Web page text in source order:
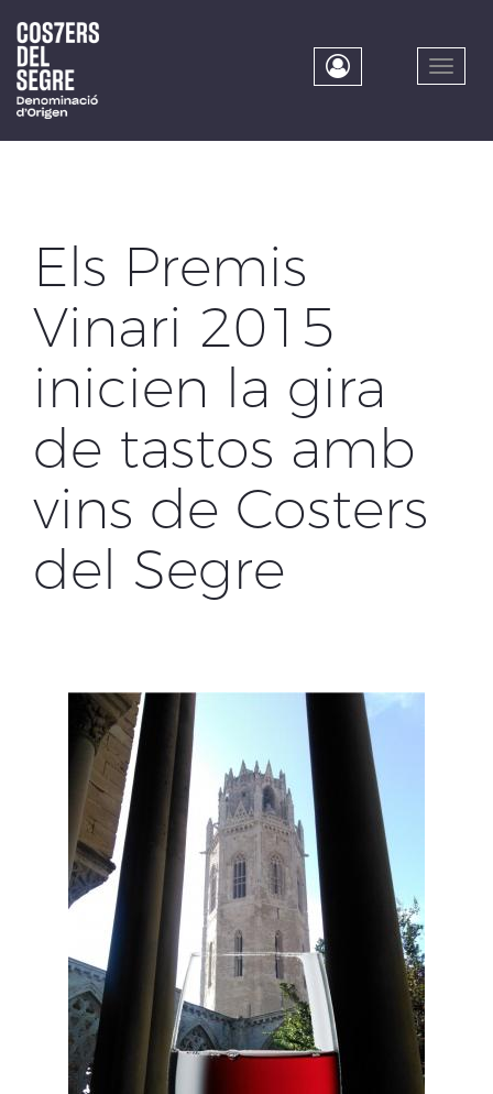
main
content
Toggle
Els Premis
Vinari 2015
inicien la gira
de tastos amb
vins de Costers
del Segre